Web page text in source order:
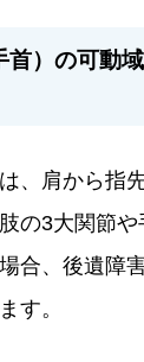
首）の可動
、肩から指
の3大関節
合、後遺障
す。